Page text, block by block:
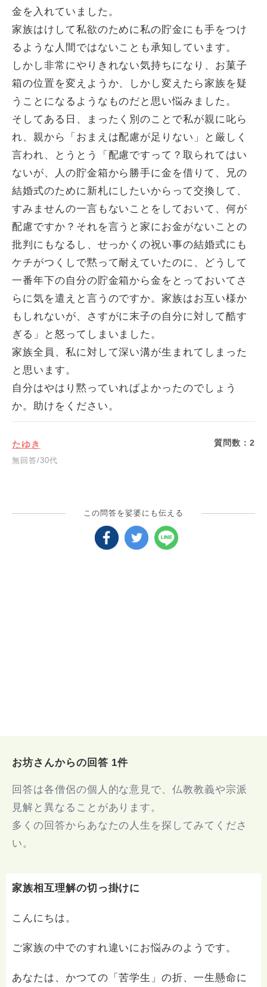
金を入れていました。
家族はけして私欲のために私の貯金にも手をつけ
るような人間ではないことも承知しています。
しかし非常にやりきれない気持ちになり、お菓子
箱の位置を変えようか、しかし変えたら家族を疑
うことになるようなものだと思い悩みました。
そしてある日、まったく別のことで私が親に叱ら
れ、親から「おまえは配慮が足りない」と厳しく
言われ、とうとう「配慮ですって？取られてはい
ないが、人の貯金箱から勝手に金を借りて、兄の
結婚式のために新札にしたいからって交換して、
すみませんの一言もないことをしておいて、何が
配慮ですか？それを言うと家にお金がないことの
批判にもなるし、せっかくの祝い事の結婚式にも
ケチがつくしで黙って耐えていたのに、どうして
一番年下の自分の貯金箱から金をとっておいてさ
らに気を遣えと言うのですか。家族はお互い様か
もしれないが、さすがに末子の自分に対して酷す
ぎる」と怒ってしまいました。
家族全員、私に対して深い溝が生まれてしまった
と思います。
自分はやはり黙っていればよかったのでしょう
か。助けをください。
たゆき
無回答/30代
質問数：2
この問答を娑婆にも伝える
お坊さんからの回答 1件
回答は各僧侶の個人的な意見で、仏教教義や宗派
見解と異なることがあります。
多くの回答からあなたの人生を探してみてくださ
い。
家族相互理解の切っ掛けに
こんにちは。
ご家族の中でのすれ違いにお悩みのようです。
あなたは、かつての「苦学生」の折、一生懸命に